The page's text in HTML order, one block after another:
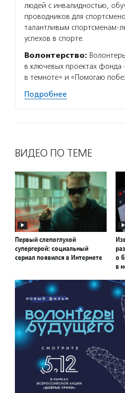
людей с инвалидностью,
проводников для
талантливым спортсменам-
успехов в спорте.
Волонтерство:
в ключевых проектах
в темноте» и «Помогаю
Подробнее
ВИДЕО ПО ТЕМЕ
Первый слепоглухой
супергерой: социальный
сериал появился в Интернете
о
в